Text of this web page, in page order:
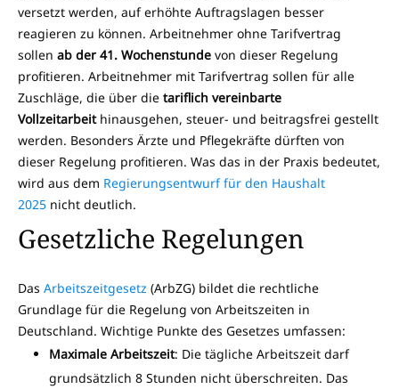
versetzt werden, auf erhöhte Auftragslagen besser
reagieren zu können. Arbeitnehmer ohne Tarifvertrag
sollen ab der 41. Wochenstunde von dieser Regelung
profitieren. Arbeitnehmer mit Tarifvertrag sollen für alle
Zuschläge, die über die tariflich vereinbarte
Vollzeitarbeithinausgehen, steuer- und beitragsfrei gestellt
werden. Besonders Ärzte und Pflegekräfte dürften von
dieser Regelung profitieren. Was das in der Praxis bedeutet,
wird aus dem Regierungsentwurf für den Haushalt
2025 nicht deutlich.
Gesetzliche Regelungen
Das Arbeitszeitgesetz (ArbZG) bildet die rechtliche
Grundlage für die Regelung von Arbeitszeiten in
Deutschland. Wichtige Punkte des Gesetzes umfassen:
Maximale Arbeitszeit: Die tägliche Arbeitszeit darf
grundsätzlich 8 Stunden nicht überschreiten. Das